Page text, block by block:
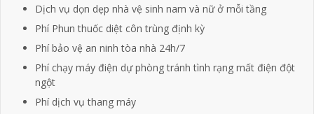
Dịch vụ dọn dẹp nhà vệ sinh nam và nữ ở mỗi tầng
Phí Phun thuốc diệt côn trùng định kỳ
Phí bảo vệ an ninh tòa nhà 24h/7
Phí chạy máy điện dự phòng tránh tình rạng mất điện đột
ngột
Phí dịch vụ thang máy